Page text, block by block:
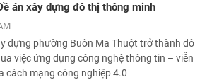
án xây dựng đô thị thông minh
dựng phường Buôn Ma Thuột trở thành đô
việc ứng dụng công nghệ thông tin – viễn
cách mạng công nghiệp 4.0